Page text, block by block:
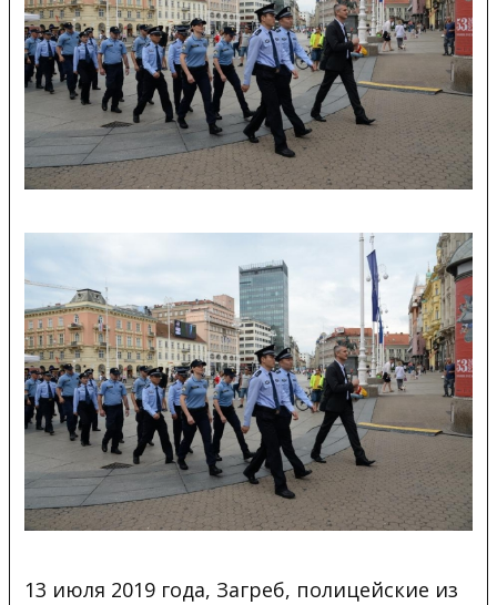
13 июля 2019 года, Загреб, полицейские из